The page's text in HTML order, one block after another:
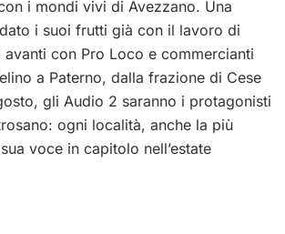
i mondi vivi di Avezzano. Una
i suoi frutti già con il lavoro di
con Pro Loco e commercianti
a Paterno, dalla frazione di Cese
gli Audio 2 saranno i protagonisti
ogni località, anche la più
voce in capitolo nell’estate